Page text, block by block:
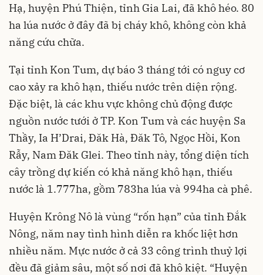
Hạ, huyện Phú Thiện, tỉnh Gia Lai, đã khô héo. 80
ha lúa nước ở đây đã bị cháy khô, không còn khả
năng cứu chữa.
Tại tỉnh Kon Tum, dự báo 3 tháng tới có nguy cơ
cao xảy ra khô hạn, thiếu nước trên diện rộng.
Đặc biệt, là các khu vực không chủ động được
nguồn nước tưới ở TP. Kon Tum và các huyện Sa
Thầy, Ia H’Drai, Đăk Hà, Đăk Tô, Ngọc Hồi, Kon
Rẫy, Nam Đăk Glei. Theo tỉnh này, tổng diện tích
cây trồng dự kiến có khả năng khô hạn, thiếu
nước là 1.777ha, gồm 783ha lúa và 994ha cà phê.
Huyện Krông Nô là vùng “rốn hạn” của tỉnh Đắk
Nông, năm nay tình hình diễn ra khốc liệt hơn
nhiều năm. Mực nước ở cả 33 công trình thuỷ lợi
đều đã giảm sâu, một số nơi đã khô kiệt. “Huyện